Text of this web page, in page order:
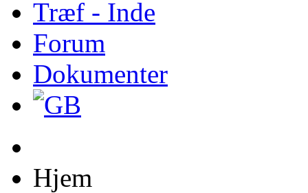
Træf - Inde
Forum
Dokumenter
Hjem